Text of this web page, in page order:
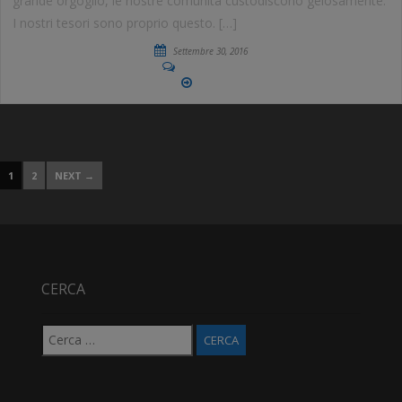
I nostri tesori sono proprio questo. […]
Settembre 30, 2016
1 2 NEXT →
CERCA
Ricerca
per: